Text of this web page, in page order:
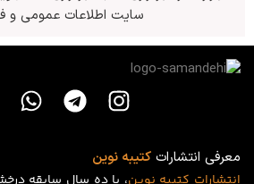
سایت اطلاعات عمومی و
معرفی انتشاراتکتیبه نوین